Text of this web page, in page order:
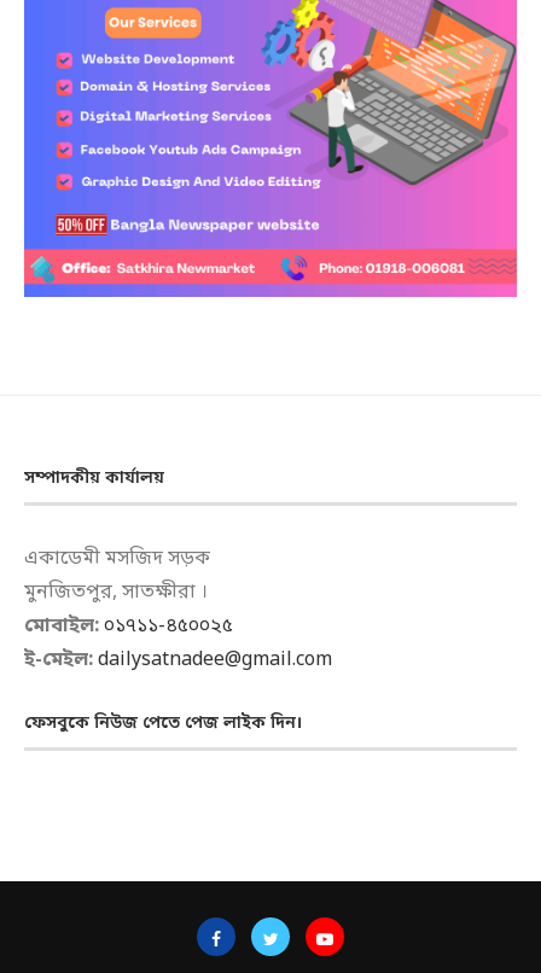
সম্পাদকীয় কার্যালয়
একাডেমী মসজিদ সড়ক
মুনজিতপুর, সাতক্ষীরা ।
মোবাইল:০১৭১১-৪৫০০২৫
ই-মেইল:dailysatnadee@gmail.com
ফেসবুকে নিউজ পেতে পেজ লাইক দিন।